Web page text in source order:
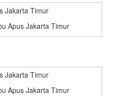
Apus Jakarta Timur
Apus Jakarta Timur